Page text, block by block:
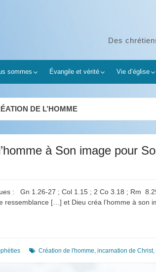
Des
sommes Évangile et vérité Vie d’église
DE L’HOMME
à Son image pour
: Gn 1.26-27 ; Col 1.15 ; 2 Co 3.18 ; Rm
ressemblance […] et Dieu créa l’homme à son
Création de l'homme, incarnation de Christ,